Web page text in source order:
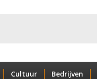
Cultuur Bedrijven